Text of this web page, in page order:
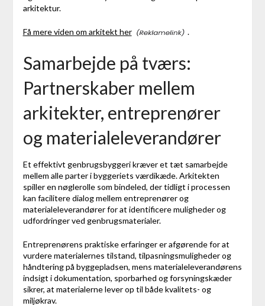
arkitektur.
Få mere viden om arkitekt her .
Samarbejde på tværs:
Partnerskaber mellem
arkitekter, entreprenører
og materialeleverandører
Et effektivt genbrugsbyggeri kræver et tæt samarbejde
mellem alle parter i byggeriets værdikæde. Arkitekten
spiller en nøglerolle som bindeled, der tidligt i processen
kan facilitere dialog mellem entreprenører og
materialeleverandører for at identificere muligheder og
udfordringer ved genbrugsmaterialer.
Entreprenørens praktiske erfaringer er afgørende for at
vurdere materialernes tilstand, tilpasningsmuligheder og
håndtering på byggepladsen, mens materialeleverandørens
indsigt i dokumentation, sporbarhed og forsyningskæder
sikrer, at materialerne lever op til både kvalitets- og
miljøkrav.